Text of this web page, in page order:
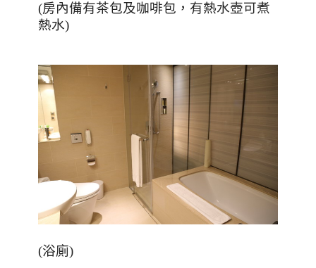
(房內備有茶包及咖啡包，有熱水壺可煮
熱水)
(浴廁)